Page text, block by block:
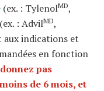
(ex. : TylenolMD,
: AdvilMD,
indications et
en fonction
pas
de 6 mois, et